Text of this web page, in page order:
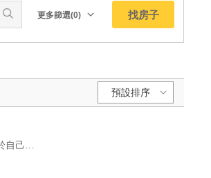
更多篩選(0) 找房子
東
預設排序